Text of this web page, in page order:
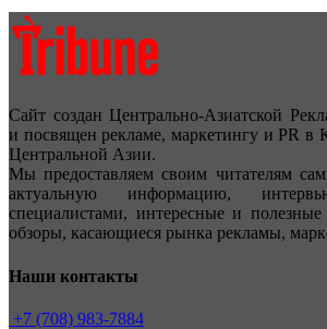
Сайт создан Центрально-Азиатской
и посвящен рекламе, маркетингу и PR в
Центральной Азии.
Мы предоставляем своим читателям
актуальную информацию,
специалистами, интересные и
обзоры, касающиеся рынка рекламы,
Наши контакты
+7 (708) 983-7884